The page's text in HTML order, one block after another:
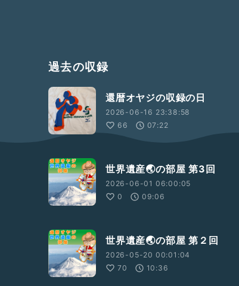
過去の収録
還暦オヤジの収録の日
2026-06-16 23:38:58
66
07:22
世界遺産🌏の部屋 第3回
2026-06-01 06:00:05
0
09:06
世界遺産🌏の部屋 第２回
2026-05-20 00:01:04
70
10:36